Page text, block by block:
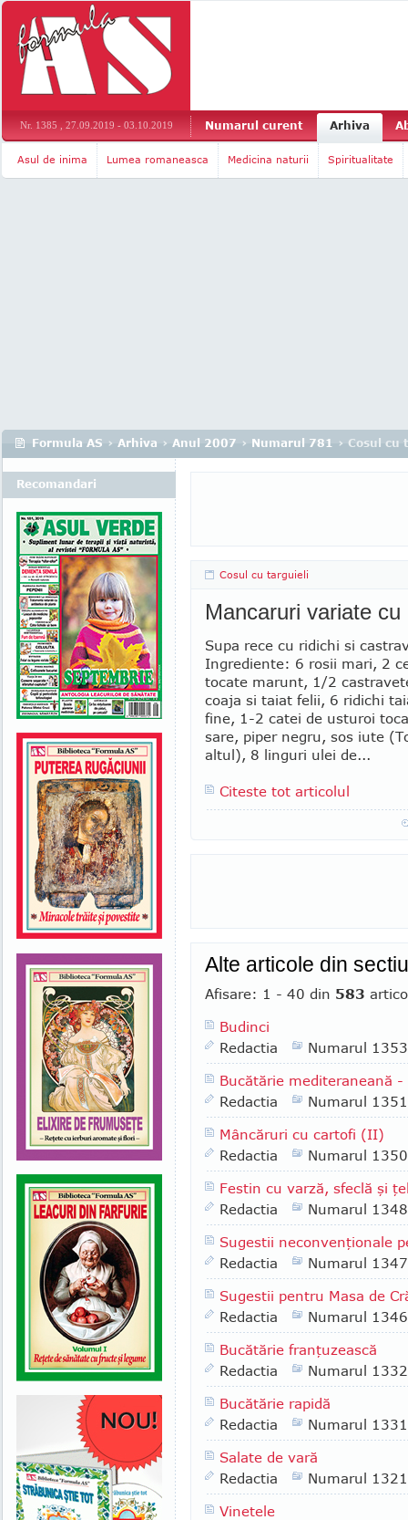
Nr. 1385 , 27.09.2019 - 03.10.2019 Numarul curent Arhiva
Asul de inima Lumea romaneasca Medicina naturii Spiritualitate
Formula AS › Arhiva › Anul 2007 › Numarul 781 › Cosul cu
Cosul cu targuieli
Mancaruri variate cu
Supa rece cu ridichi si
Ingrediente: 6 rosii mari, 2
tocate marunt, 1/2
coaja si taiat felii, 6 ridichi
fine, 1-2 catei de usturoi
sare, piper negru, sos iute
altul), 8 linguri ulei de...
Citeste tot articolul
Alte articole din
Afisare: 1 - 40 din 583
Budinci
Redactia
Numarul 1353
Bucătărie mediteraneană -
Redactia
Numarul 1351
Mâncăruri cu cartofi (II)
Redactia
Numarul 1350
Festin cu varză, sfeclă şi
Redactia
Numarul 1348
Sugestii neconvenţionale
Redactia
Numarul 1347
Sugestii pentru Masa de
Redactia
Numarul 1346
Bucătărie franţuzească
Redactia
Numarul 1332
Bucătărie rapidă
Redactia
Numarul 1331
Salate de vară
Redactia
Numarul 1321
Vinetele
Recomandari